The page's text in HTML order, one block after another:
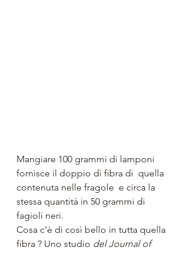
Mangiare 100 grammi di lamponi
fornisce il doppio di fibra di  quella
contenuta nelle fragole  e circa la
stessa quantità in 50 grammi di
fagioli neri.
Cosa c'è di così bello in tutta quella
fibra ? Uno studio del Journal of